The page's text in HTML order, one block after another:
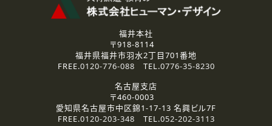
なお、ご連絡手段は、電話・Ｅメールのいずれかの方法とい
2.個人情報の第三者提供
ご提供いただいた個人情報は、法令等の規定に従う場合を除き、
3.個人情報の取り扱いの委託
弊社の定める個人情報保護の評価基準を満たした委託先に、個
人情報を委託する場合があります。
福井本社
〒918-8114
福井県福井市羽水2丁目701番地
FREE.0120-776-088 TEL.0776-35-8230
名古屋支店
〒460-0003
愛知県名古屋市中区錦1-17-13 名興ビル7F
FREE.0120-203-348 TEL.052-202-3113